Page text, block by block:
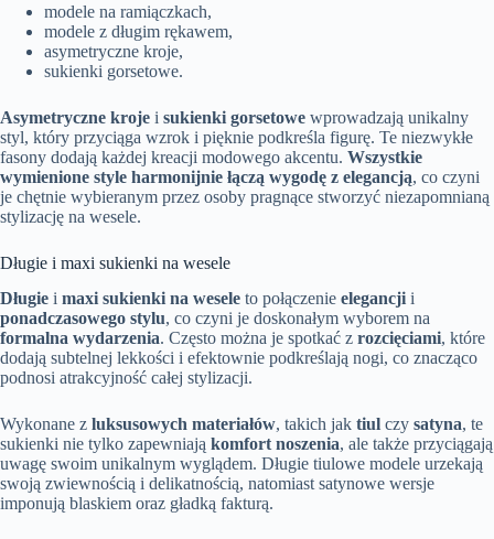
modele na ramiączkach,
modele z długim rękawem,
asymetryczne kroje,
sukienki gorsetowe.
Asymetryczne kroje i sukienki gorsetowe wprowadzają unikalny
styl, który przyciąga wzrok i pięknie podkreśla figurę. Te niezwykłe
fasony dodają każdej kreacji modowego akcentu. Wszystkie
wymienione style harmonijnie łączą wygodę z elegancją, co czyni
je chętnie wybieranym przez osoby pragnące stworzyć niezapomnianą
stylizację na wesele.
Długie i maxi sukienki na wesele
Długie i maxi sukienki na wesele to połączenie elegancji i
ponadczasowego stylu, co czyni je doskonałym wyborem na
formalna wydarzenia. Często można je spotkać z rozcięciami, które
dodają subtelnej lekkości i efektownie podkreślają nogi, co znacząco
podnosi atrakcyjność całej stylizacji.
Wykonane z luksusowych materiałów, takich jak tiul czy satyna, te
sukienki nie tylko zapewniają komfort noszenia, ale także przyciągają
uwagę swoim unikalnym wyglądem. Długie tiulowe modele urzekają
swoją zwiewnością i delikatnością, natomiast satynowe wersje
imponują blaskiem oraz gładką fakturą.